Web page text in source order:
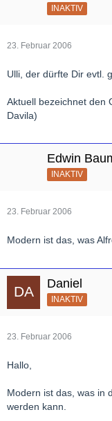
INAKTIV
23. Februar 2006
Ulli, der dürfte Dir evtl.
Aktuell bezeichnet den
Davila)
Edwin
INAKTIV
23. Februar 2006
Modern ist das, was
Daniel
INAKTIV
23. Februar 2006
Hallo,
Modern ist das, was in
werden kann.